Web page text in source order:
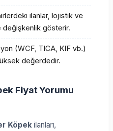
ilanlar, lojistik ve
değişkenlik gösterir.
(WCF, TICA, KIF vb.)
değerdedir.
Fiyat Yorumu
Köpek ilanları,